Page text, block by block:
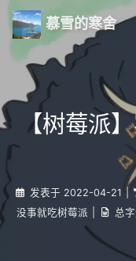
慕雪的寒舍
【树莓派
发表于 2022-04-21
没事就吃树莓派
总